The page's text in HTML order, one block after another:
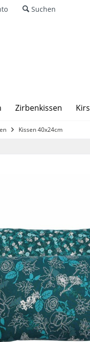
Suchen
Zirbenkissen
Kissen 40x24cm